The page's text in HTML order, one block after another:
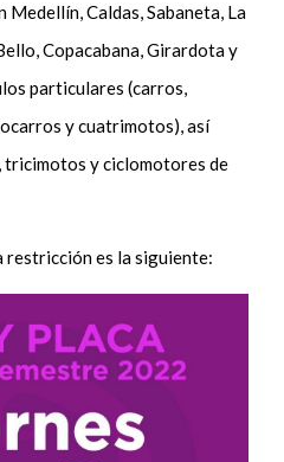
Medellín, Caldas, Sabaneta, La
Copacabana, Girardota y
particulares (carros,
y cuatrimotos), así
y ciclomotores de
restricción es la siguiente: